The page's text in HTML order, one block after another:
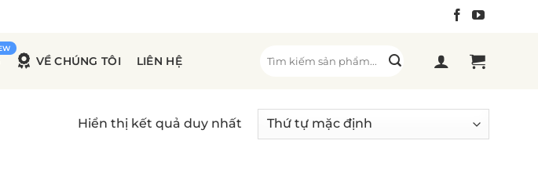
VỀ CHÚNG TÔI LIÊN HỆ
kiếm:
Hiển thị kết quả duy nhất